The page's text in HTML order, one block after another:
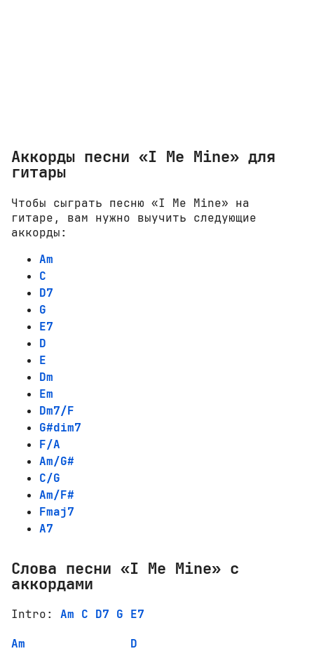
Аккорды песни «I Me Mine» для
гитары
Чтобы сыграть песню «I Me Mine» на
гитаре, вам нужно выучить следующие
аккорды:
Am
C
D7
G
E7
D
E
Dm
Em
Dm7/F
G#dim7
F/A
Am/G#
C/G
Am/F#
Fmaj7
A7
Слова песни «I Me Mine» с
аккордами
Intro: Am C D7 G E7
Am
D